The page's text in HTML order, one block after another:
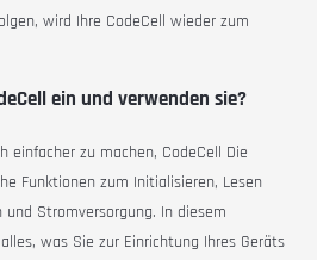
wird Ihre CodeCell wieder zum
ein und verwenden sie?
einfacher zu machen, CodeCell Die
Funktionen zum Initialisieren, Lesen
Stromversorgung. In diesem
was Sie zur Einrichtung Ihres Geräts